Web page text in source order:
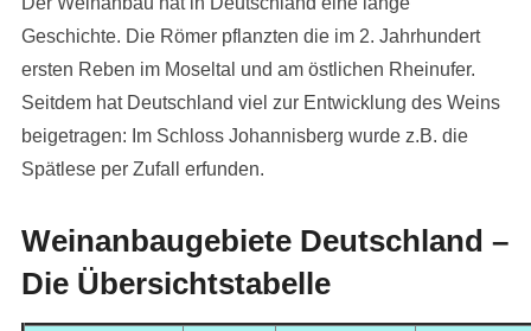
Geschichte. Die Römer pflanzten die im 2. Jahrhundert
ersten Reben im Moseltal und am östlichen Rheinufer.
Seitdem hat Deutschland viel zur Entwicklung des Weins
beigetragen: Im Schloss Johannisberg wurde z.B. die
Spätlese per Zufall erfunden.
Weinanbaugebiete Deutschland –
Die Übersichtstabelle